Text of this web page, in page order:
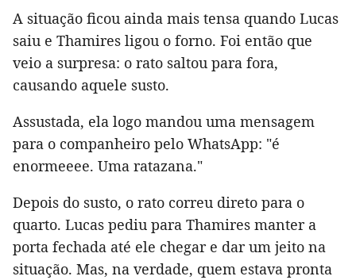
A situação ficou ainda mais tensa quando Lucas
saiu e Thamires ligou o forno. Foi então que
veio a surpresa: o rato saltou para fora,
causando aquele susto.
Assustada, ela logo mandou uma mensagem
para o companheiro pelo WhatsApp: "é
enormeeee. Uma ratazana."
Depois do susto, o rato correu direto para o
quarto. Lucas pediu para Thamires manter a
porta fechada até ele chegar e dar um jeito na
situação. Mas, na verdade, quem estava pronta